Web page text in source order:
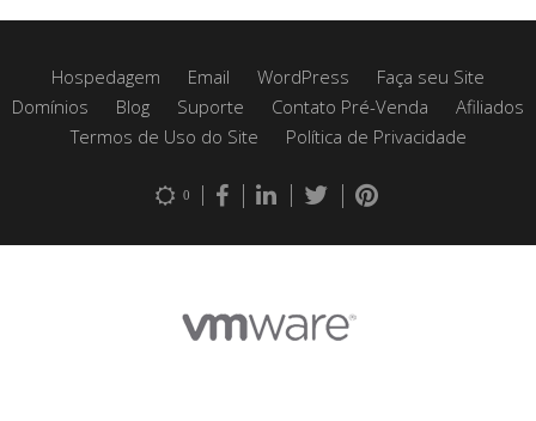
Hospedagem Email WordPress
Faça seu Site
Domínios
Blog Suporte Contato Pré-Venda
Afiliados
Termos de Uso do Site
Política de Privacidade
0